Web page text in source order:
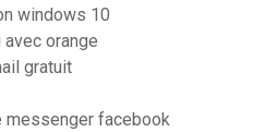
windows 10
orange
gratuit
messenger facebook